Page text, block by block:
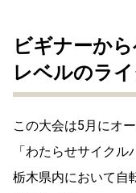
ビギナーか
レベルのラ
この大会は5月にオ
「わたらせサイク
栃木県内において自